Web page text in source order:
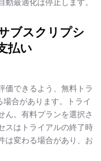
ブスクリプシ
払い
価できるよう、無料トラ
合があります。トライ
ん。有料プランを選択さ
スはトライアルの終了時
は変わる場合があり、お